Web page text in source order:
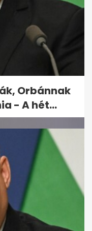
fel a
Hivatal
Orbánnak
- A hét...